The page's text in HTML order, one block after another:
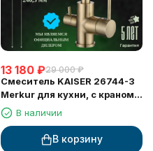
13 180 ₽29 000 ₽
Смеситель KAISER 26744-3
Merkur для кухни, с краном
для питьевой воды,
бронзовый
В наличии
В корзину